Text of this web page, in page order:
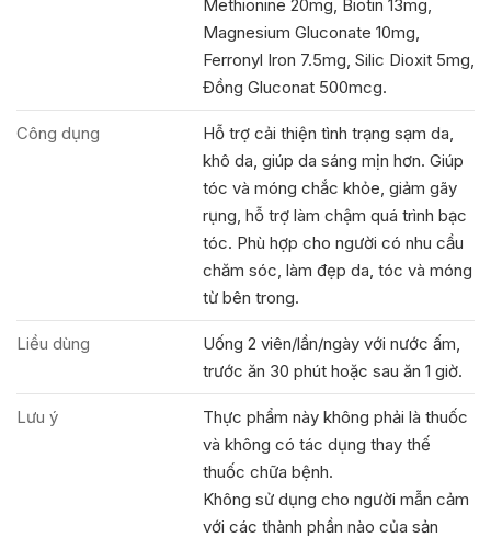
Methionine 20mg, Biotin 13mg,
Magnesium Gluconate 10mg,
Ferronyl Iron 7.5mg, Silic Dioxit 5mg,
Đồng Gluconat 500mcg.
Công dụng
Hỗ trợ cải thiện tình trạng sạm da,
khô da, giúp da sáng mịn hơn. Giúp
tóc và móng chắc khỏe, giảm gãy
rụng, hỗ trợ làm chậm quá trình bạc
tóc. Phù hợp cho người có nhu cầu
chăm sóc, làm đẹp da, tóc và móng
từ bên trong.
Liều dùng
Uống 2 viên/lần/ngày với nước ấm,
trước ăn 30 phút hoặc sau ăn 1 giờ.
Lưu ý
Thực phẩm này không phải là thuốc
và không có tác dụng thay thế
thuốc chữa bệnh.
Không sử dụng cho người mẫn cảm
với các thành phần nào của sản